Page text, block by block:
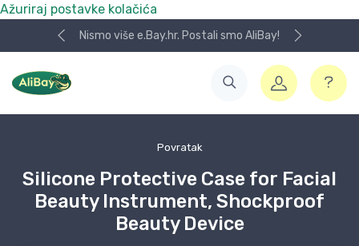
Ažuriraj postavke kolačića
Nismo više e.Bay.hr. Postali smo AliBay!
Povratak
Silicone Protective Case for Facial
Beauty Instrument, Shockproof
Beauty Device